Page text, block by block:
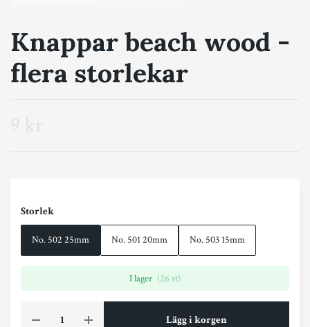
Knappar beach wood -
flera storlekar
Storlek
No. 502 25mm No. 501 20mm No. 503 15mm
I lager (26 st)
Lägg i korgen